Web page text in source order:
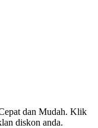
dan Mudah. Klik
diskon anda.